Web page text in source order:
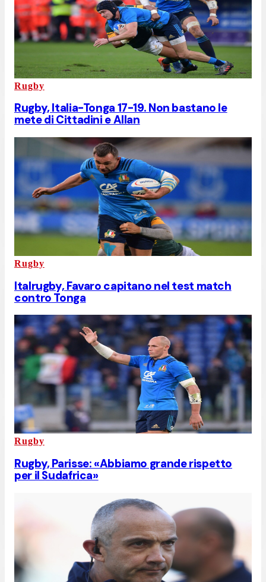
Rugby
Rugby, Italia-Tonga 17-19. Non bastano le
mete di Cittadini e Allan
Rugby
Italrugby, Favaro capitano nel test match
contro Tonga
Rugby
Rugby, Parisse: «Abbiamo grande rispetto
per il Sudafrica»